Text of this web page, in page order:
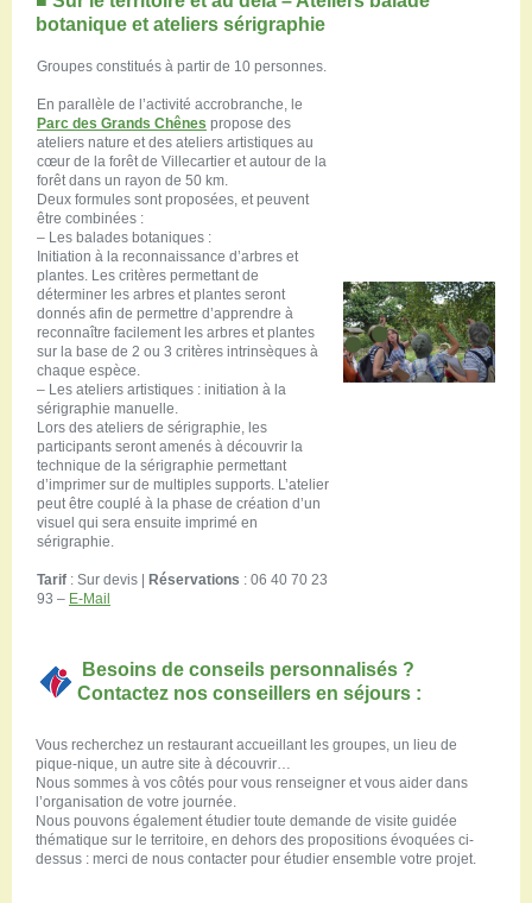
botanique et ateliers sérigraphie
Groupes constitués à partir de 10 personnes.
En parallèle de l’activité accrobranche, le
Parc des Grands Chênes propose des
ateliers nature et des ateliers artistiques au
cœur de la forêt de Villecartier et autour de la
forêt dans un rayon de 50 km.
Deux formules sont proposées, et peuvent
être combinées :
– Les balades botaniques :
Initiation à la reconnaissance d’arbres et
plantes. Les critères permettant de
déterminer les arbres et plantes seront
donnés afin de permettre d’apprendre à
reconnaître facilement les arbres et plantes
sur la base de 2 ou 3 critères intrinsèques à
chaque espèce.
– Les ateliers artistiques : initiation à la
sérigraphie manuelle.
Lors des ateliers de sérigraphie, les
participants seront amenés à découvrir la
technique de la sérigraphie permettant
d’imprimer sur de multiples supports. L’atelier
peut être couplé à la phase de création d’un
visuel qui sera ensuite imprimé en
sérigraphie.
Tarif : Sur devis | Réservations : 06 40 70 23
93‬ – E-Mail
Besoins de conseils personnalisés ?
Contactez nos conseillers en séjours :
Vous recherchez un restaurant accueillant les groupes, un lieu de
pique-nique, un autre site à découvrir…
Nous sommes à vos côtés pour vous renseigner et vous aider dans
l’organisation de votre journée.
Nous pouvons également étudier toute demande de visite guidée
thématique sur le territoire, en dehors des propositions évoquées ci-
dessus : merci de nous contacter pour étudier ensemble votre projet.